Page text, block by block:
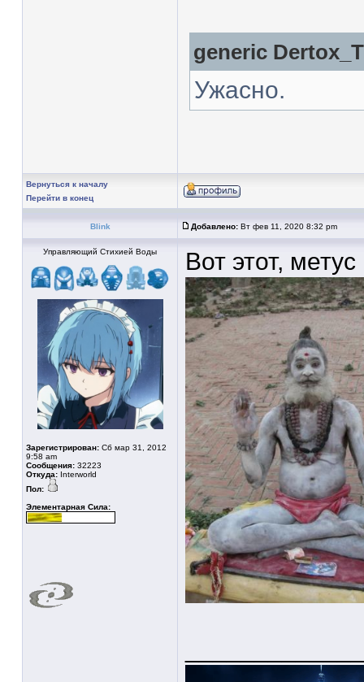
generic
Ужасно.
Вернуться к началу
Перейти в конец
Blink Добавлено: Вт фев 11, 2020 8:32 pm
Управляющий Стихией Воды
Зарегистрирован: Сб мар 31, 2012
9:58 am
Сообщения: 32223
Откуда: Interworld
Пол:
Элементарная Сила:
Вот этот,